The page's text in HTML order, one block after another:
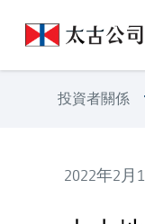
投資者關係
2022年2月